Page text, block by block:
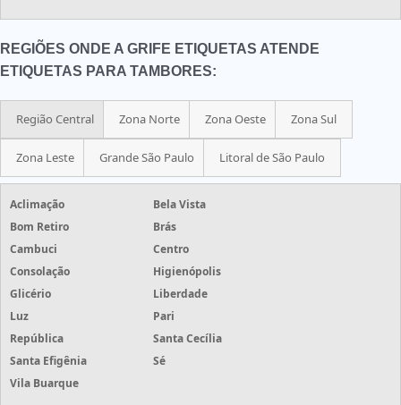
REGIÕES ONDE A GRIFE ETIQUETAS ATENDE
ETIQUETAS PARA TAMBORES:
Região Central Zona Norte Zona Oeste Zona Sul
Zona Leste Grande São Paulo Litoral de São Paulo
Aclimação
Bela Vista
Bom Retiro
Brás
Cambuci
Centro
Consolação
Higienópolis
Glicério
Liberdade
Luz
Pari
República
Santa Cecília
Santa Efigênia
Sé
Vila Buarque